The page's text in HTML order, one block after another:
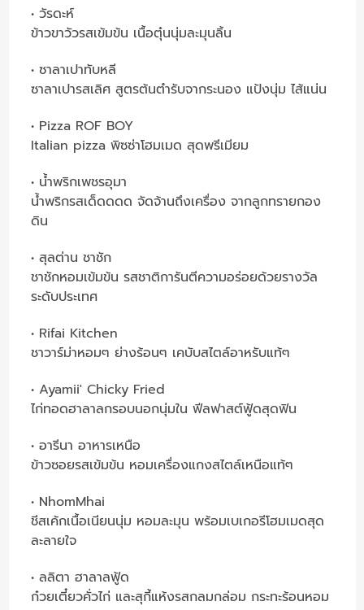
• วัรดะห์
ข้าวขาวัวรสเข้มข้น เนื้อตุ๋นนุ่มละมุนลิ้น
• ซาลาเปาทับหลี
ซาลาเปารสเลิศ สูตรต้นตำรับจากระนอง แป้งนุ่ม ไส้แน่น
• Pizza ROF BOY
Italian pizza พิซซ่าโฮมเมด สุดพรีเมียม
• น้ำพริกเพชรอุมา
น้ำพริกรสเด็ดดดด จัดจ้านถึงเครื่อง จากลูกทรายกอง
ดิน
• สุลต่าน ชาชัก
ชาชักหอมเข้มข้น รสชาติการันตีความอร่อยด้วยรางวัล
ระดับประเทศ
• Rifai Kitchen
ชาวาร์ม่าหอมๆ ย่างร้อนๆ เคบับสไตล์อาหรับแท้ๆ
• Ayamii' Chicky Fried
ไก่ทอดฮาลาลกรอบนอกนุ่มใน ฟีลฟาสต์ฟู้ดสุดฟิน
• อารีนา อาหารเหนือ
ข้าวซอยรสเข้มข้น หอมเครื่องแกงสไตล์เหนือแท้ๆ
• NhomMhai
ชีสเค้กเนื้อเนียนนุ่ม หอมละมุน พร้อมเบเกอรีโฮมเมดสุด
ละลายใจ
• ลลิตา ฮาลาลฟู้ด
ก๋วยเตี๋ยวคั่วไก่ และสุกี้แห้งรสกลมกล่อม กระทะร้อนหอม